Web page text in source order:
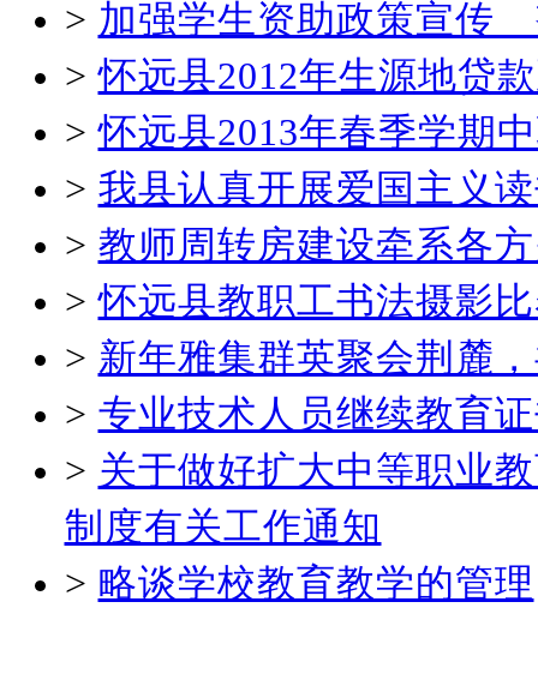
> 加强学生资助政策宣传
>怀远县2012年生源地贷
>怀远县2013年春季学期
> 我县认真开展爱国主义
> 教师周转房建设牵系各
>怀远县教职工书法摄影
> 新年雅集群英聚会荆麓
> 专业技术人员继续教育
> 关于做好扩大中等职业
制度有关工作通知
> 略谈学校教育教学的管理